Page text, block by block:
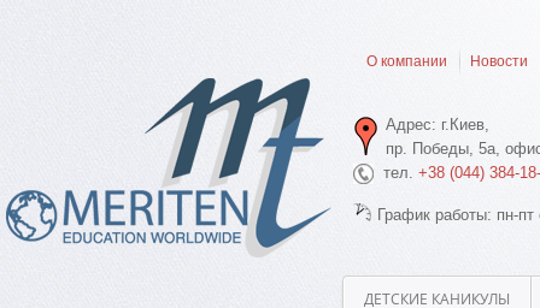
О компании Новости
Адрес: г.Киев,
пр. Победы, 5а,
тел. +38 (044) 384-
График работы: пн-
ДЕТСКИЕ КАНИКУЛЫ